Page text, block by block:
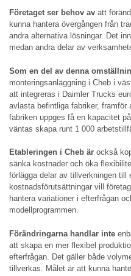
Företaget ser behov av att
kunna hantera övergången från
andra alternativa lösningar. Det
medan andra delar av
Som en del av denna
monteringsanläggning i Cheb i
att integreras i Daimler Trucks
avlasta befintliga fabriker, framför
fabriken uppges få en kapacitet
väntas skapa runt 1 000
Etableringen i Cheb är också
sänka kostnader och öka
förlägga delar av tillverkningen till
kostnadsförutsättningar vill
hantera variationer i efterfrågan
modellprogrammen.
Förändringarna handlar inte
att skapa en mer flexibel
efterfrågan. Det gäller både
tillverkas. Målet är att kunna